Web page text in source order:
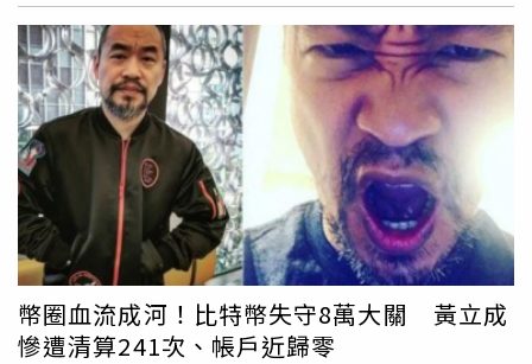
Hyperliquid注入24.5萬枚USDC，等值約24.5萬美元，折合
新台幣約769萬元。Lookonchain指出，這樣的操作方式與
其過往風格一致，通常在遭清算後迅速補入資金，持續加碼
做多。消息曝光後，網友在社群平台熱議，有人表示「被清
算好幾次還是比我富有」，也有人認為其交易策略或許另有
布局，對後續動向感到好奇；亦有留言猜測是否透過其他帳
戶進行反向操作，或質疑其總存款額與總提款額規模。不過
相關說法皆未獲證實。黃立成近年積極投入加密貨幣市場，
其高風險操作與頻繁補倉行為屢成話題。此次帳戶清算後再
度注資，也再度成為市場焦點。鏈上數據顯示，黃立成多次
遭強制平倉後仍持續補倉操作。（圖／翻攝自X，
@lookonchain）
幣圈血流成河！比特幣失守8萬大關 黃立成
慘遭清算241次、帳戶近歸零